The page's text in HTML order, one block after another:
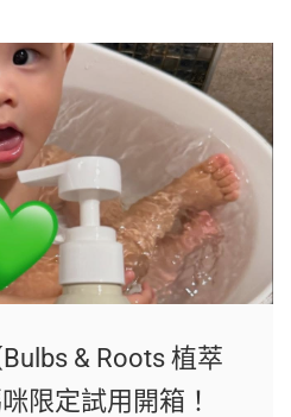
& Roots 植萃
限定試用開箱！